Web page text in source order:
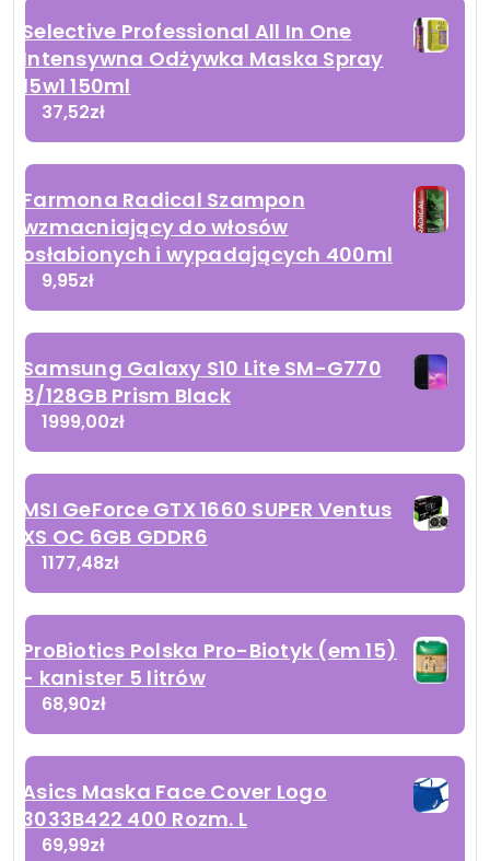
Selective Professional All In One
Intensywna Odżywka Maska Spray
15w1 150ml
37,52zł
Farmona Radical Szampon
wzmacniający do włosów
osłabionych i wypadających 400ml
9,95zł
Samsung Galaxy S10 Lite SM-G770
8/128GB Prism Black
1999,00zł
MSI GeForce GTX 1660 SUPER Ventus
XS OC 6GB GDDR6
1177,48zł
ProBiotics Polska Pro-Biotyk (em 15)
- kanister 5 litrów
68,90zł
Asics Maska Face Cover Logo
3033B422 400 Rozm. L
69,99zł